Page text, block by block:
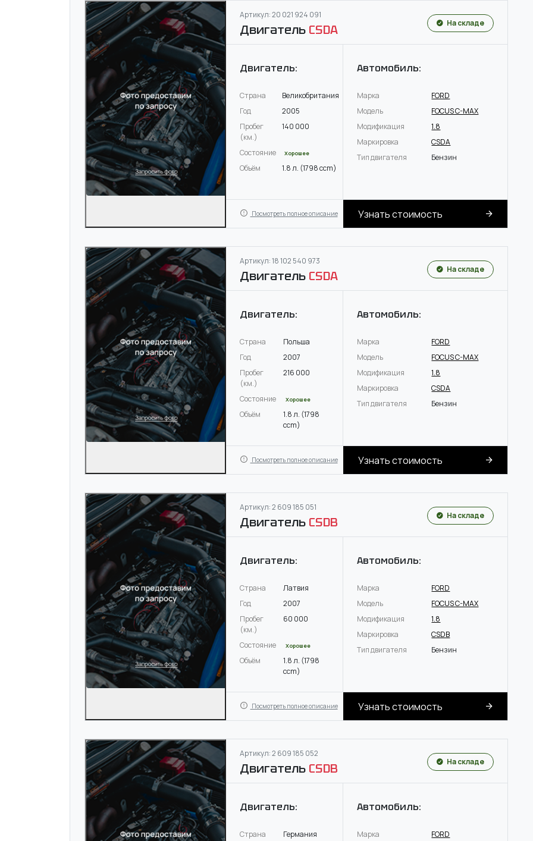
Артикул: 20 021 924 091
Двигатель CSDA На складе
Двигатель:
Страна
Великобритания
Год
2005
Пробег
(км.)
140 000
Состояние Хорошее
Объём 1.8 л. (1798 ccm)
Автомобиль:
Марка
FORD
Модель
FOCUS C-MAX
Модификация
1.8
Маркировка
CSDA
Тип двигателя
Бензин
Посмотреть полное описание Узнать стоимость
Артикул: 18 102 540 973
Двигатель CSDA На складе
Двигатель:
Страна
Польша
Год
2007
Пробег
(км.)
216 000
Состояние Хорошее
Объём
1.8 л. (1798
ccm)
Автомобиль:
Марка
FORD
Модель
FOCUS C-MAX
Модификация
1.8
Маркировка
CSDA
Тип двигателя
Бензин
Посмотреть полное описание Узнать стоимость
Артикул: 2 609 185 051
Двигатель CSDB На складе
Двигатель:
Страна
Латвия
Год
2007
Пробег
(км.)
60 000
Состояние Хорошее
Объём
1.8 л. (1798
ccm)
Автомобиль:
Марка
FORD
Модель
FOCUS C-MAX
Модификация
1.8
Маркировка
CSDB
Тип двигателя
Бензин
Посмотреть полное описание Узнать стоимость
Артикул: 2 609 185 052
Двигатель CSDB На складе
Двигатель:
Страна Германия
Автомобиль:
Марка FORD